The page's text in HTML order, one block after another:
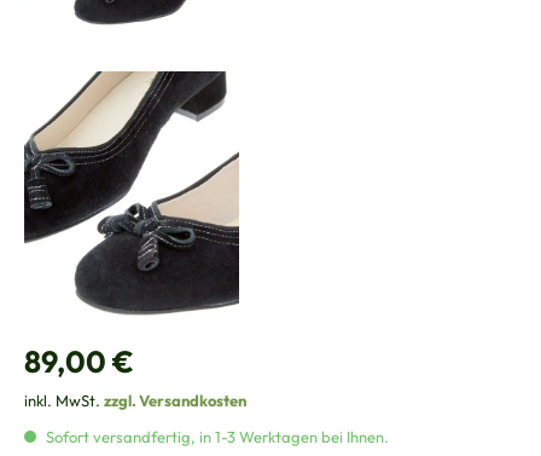
Regulärer Preis:
89,00 €
inkl. MwSt. zzgl. Versandkosten
Sofort versandfertig, in 1-3 Werktagen bei Ihnen.